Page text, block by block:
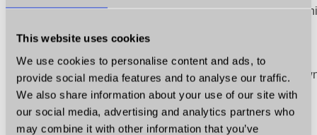
This website uses cookies
We use cookies to personalise content and ads, to
provide social media features and to analyse our traffic.
We also share information about your use of our site with
our social media, advertising and analytics partners who
may combine it with other information that you’ve
cena za wygodę, szybkość i brak ryzyka po Twojej
Co przygotować przed wizytą?
Żeby wycena i ewentualna transakcja przebiegły
zabierz ze sobą:
dowód rejestracyjny (obie części, jeśli masz